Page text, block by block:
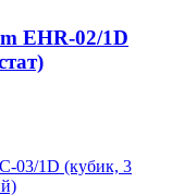
EHR-02/1D